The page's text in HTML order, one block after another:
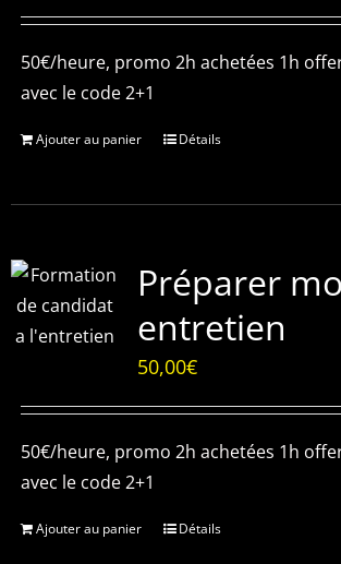
50€/heure, promo 2h achetées 1h
avec le code 2+1
Ajouter au panier Détails
Préparer
entretien
50,00€
50€/heure, promo 2h achetées 1h
avec le code 2+1
Ajouter au panier Détails